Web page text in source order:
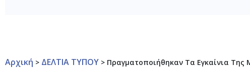
Αρχική > ΔΕΛΤΙΑ ΤΥΠΟΥ > Πραγματοποιήθηκαν Τα Εγκαίνια Της